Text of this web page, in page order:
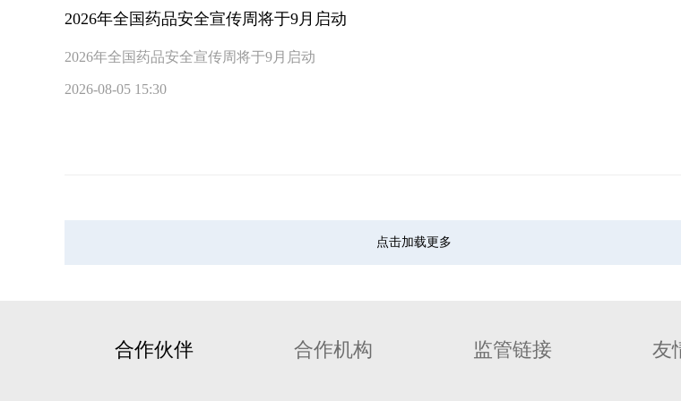
2026年全国药品安全宣传周将于9月启动
2026年全国药品安全宣传周将于9月启动
2026-08-05 15:30
点击加载更多
合作伙伴 合作机构 监管链接 友